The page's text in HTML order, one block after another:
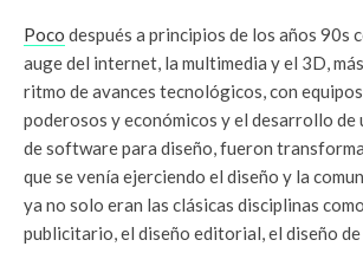
Poco después a principios de los años 90s
auge del internet, la multimedia y el 3D,
ritmo de avances tecnológicos, con equipos
poderosos y económicos y el desarrollo de
de software para diseño, fueron
que se venía ejerciendo el diseño y la
ya no solo eran las clásicas disciplinas
publicitario, el diseño editorial, el diseño